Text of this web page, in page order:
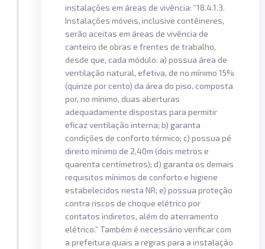
instalações em áreas de vivência: “18.4.1.3.
Instalações móveis, inclusive contêineres,
serão aceitas em áreas de vivência de
canteiro de obras e frentes de trabalho,
desde que, cada módulo: a) possua área de
ventilação natural, efetiva, de no mínimo 15%
(quinze por cento) da área do piso, composta
por, no mínimo, duas aberturas
adequadamente dispostas para permitir
eficaz ventilação interna; b) garanta
condições de conforto térmico; c) possua pé
direito mínimo de 2,40m (dois metros e
quarenta centímetros); d) garanta os demais
requisitos mínimos de conforto e higiene
estabelecidos nesta NR; e) possua proteção
contra riscos de choque elétrico por
contatos indiretos, além do aterramento
elétrico.” Também é necessário verificar com
a prefeitura quais a regras para a instalação